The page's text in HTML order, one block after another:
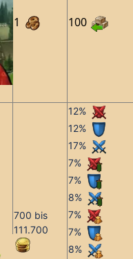
1 100
700 bis
111.700
12%
12%
17%
7%
7%
8%
7%
7%
8%